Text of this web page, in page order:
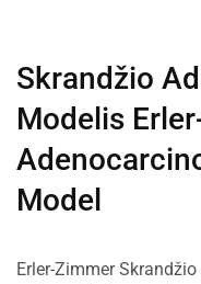
Skrandžio
Modelis
Model
Erler-Zimmer